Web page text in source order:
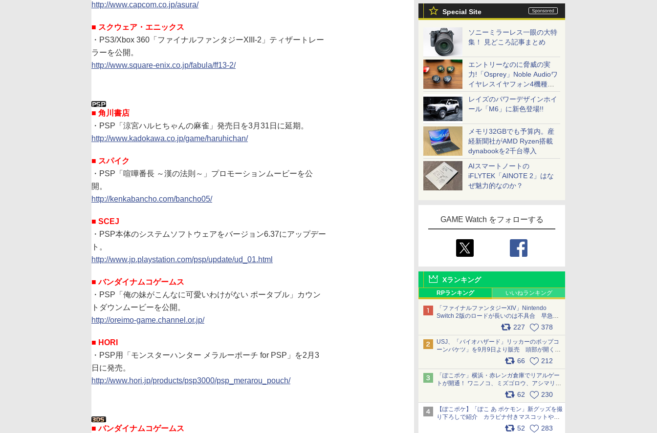
Special Site
ソニーミラーレス一眼の大特
集！ 見どころ記事まとめ
エントリーなのに脅威の実
力!「Osprey」Noble Audioワ
イヤレスイヤフォン4機種を
一気に聴く
レイズのパワーデザインホイ
ール「M6」に新色登場!!
メモリ32GBでも予算内。産
経新聞社がAMD Ryzen搭載
dynabookを2千台導入
AIスマートノートの
iFLYTEK「AINOTE 2」はな
ぜ魅力的なのか？
GAME Watch をフォローする
Xランキング
RPランキング いいねランキング
「ファイナルファンタジーXIV」Nintendo
Switch 2版のロードが長いのは不具合 早急に
アップデートできるよう対応中227 378
USJ、「バイオハザード」リッカーのポップコ
ーンバケツ」を9月9日より販売 頭部が開く仕
組み。味は恐怖を堪のう「味噌フレーバー」
66 212
「ぽこポケ」横浜・赤レンガ倉庫でリアルゲー
トが開通！ ワニノコ、ミズゴロウ、アシマリ登
場シーンをレポート pic.x.com/LDgEByVl6D
62 230
【ぽこポケ】「ぽこ あ ポケモン」新グッズを撮
り下ろしで紹介 カラビナ付きマスコットやス
52 283
http://www.capcom.co.jp/asura/
■ スクウェア・エニックス
・PS3/Xbox 360「ファイナルファンタジーXIII-2」ティザートレー
ラーを公開。
http://www.square-enix.co.jp/fabula/ff13-2/
■ 角川書店
・PSP「涼宮ハルヒちゃんの麻雀」発売日を3月31日に延期。
http://www.kadokawa.co.jp/game/haruhichan/
■ スパイク
・PSP「喧嘩番長 ～漢の法則～」プロモーションムービーを公
開。
http://kenkabancho.com/bancho05/
■ SCEJ
・PSP本体のシステムソフトウェアをバージョン6.37にアップデー
ト。
http://www.jp.playstation.com/psp/update/ud_01.html
■ バンダイナムコゲームス
・PSP「俺の妹がこんなに可愛いわけがない ポータブル」カウン
トダウンムービーを公開。
http://oreimo-game.channel.or.jp/
■ HORI
・PSP用「モンスターハンター メラルーポーチ for PSP」を2月3
日に発売。
http://www.hori.jp/products/psp3000/psp_merarou_pouch/
■ バンダイナムコゲームス